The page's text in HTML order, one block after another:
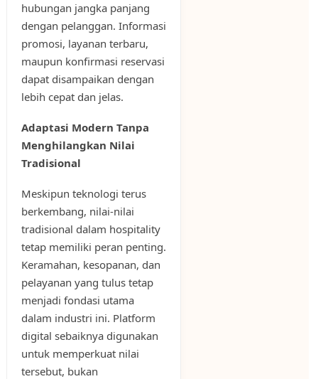
hubungan jangka panjang
dengan pelanggan. Informasi
promosi, layanan terbaru,
maupun konfirmasi reservasi
dapat disampaikan dengan
lebih cepat dan jelas.
Adaptasi Modern Tanpa
Menghilangkan Nilai
Tradisional
Meskipun teknologi terus
berkembang, nilai-nilai
tradisional dalam hospitality
tetap memiliki peran penting.
Keramahan, kesopanan, dan
pelayanan yang tulus tetap
menjadi fondasi utama
dalam industri ini. Platform
digital sebaiknya digunakan
untuk memperkuat nilai
tersebut, bukan